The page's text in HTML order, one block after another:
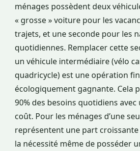
ménages possèdent deux
« grosse » voiture pour les
trajets, et une seconde pour les
quotidiennes. Remplacer cette
un véhicule intermédiaire (vélo
quadricycle) est une opération
écologiquement gagnante. Cela
90% des besoins quotidiens
coût. Pour les ménages d’une
représentent une part
la nécessité même de posséder